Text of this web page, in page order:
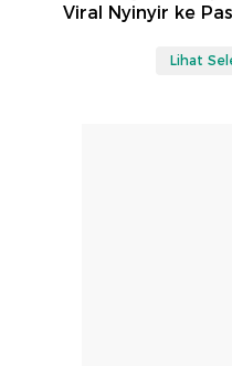
Viral Nyinyir ke
Lihat